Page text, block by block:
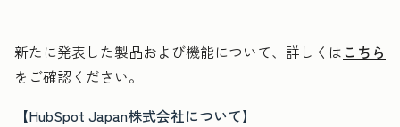
新たに発表した製品および機能について、詳しくは こちら
をご確認ください。
【HubSpot Japan株式会社について】